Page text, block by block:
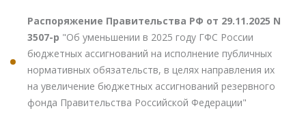
Распоряжение Правительства РФ от 29.11.2025 N
3507-р "Об уменьшении в 2025 году ГФС России
бюджетных ассигнований на исполнение публичных
нормативных обязательств, в целях направления их
на увеличение бюджетных ассигнований резервного
фонда Правительства Российской Федерации"